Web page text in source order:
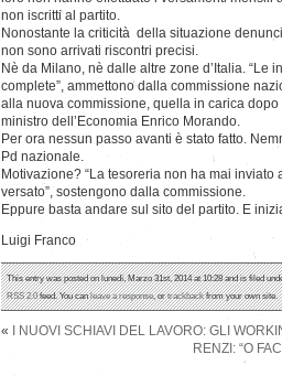
non iscritti al partito.
Nonostante la criticità della situazione
non sono arrivati riscontri precisi.
Nè da Milano, nè dalle altre zone d’Italia. “Le
complete”, ammettono dalla commissione
alla nuova commissione, quella in carica
ministro dell’Economia Enrico Morando.
Per ora nessun passo avanti è stato fatto.
Pd nazionale.
Motivazione? “La tesoreria non ha mai
versato”, sostengono dalla commissione.
Eppure basta andare sul sito del partito. E
Luigi Franco
This entry was posted on lunedì, Marzo 31st, 2014 at 10:28 and is filed
RSS 2.0feed. You canleave a response, ortrackbackfrom your own site.
«
I NUOVI SCHIAVI DEL LAVORO: GLI
RENZI: “O